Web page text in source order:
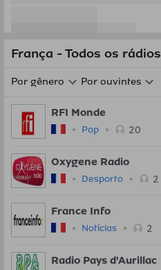
França - Todos os rádios
Por gênero Por ouvintes
RFI Monde
Pop 20
Oxygene Radio
Desporto 2
France Info
Notícias 2
Radio Pays d'Aurillac